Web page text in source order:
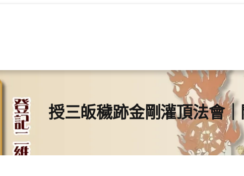
授三皈穢跡金剛灌頂法會